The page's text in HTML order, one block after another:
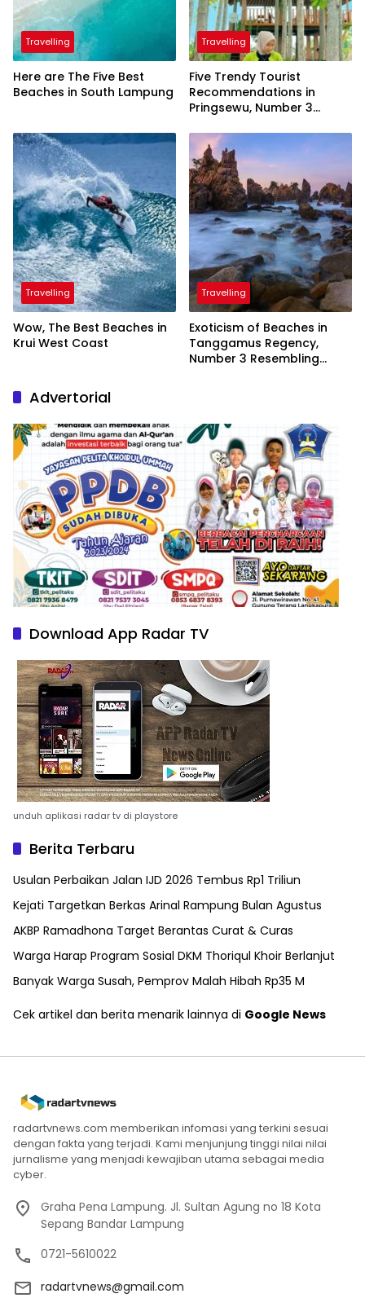
Travelling
Here are The Five Best
Beaches in South Lampung
Travelling
Five Trendy Tourist
Recommendations in
Pringsewu, Number 3
President
Travelling
Wow, The Best Beaches in
Krui West Coast
Travelling
Exoticism of Beaches in
Tanggamus Regency,
Number 3 Resembling
Advertorial
Download App Radar TV
unduh aplikasi radar tv di playstore
Berita Terbaru
Usulan Perbaikan Jalan IJD 2026 Tembus Rp1 Triliun
Kejati Targetkan Berkas Arinal Rampung Bulan Agustus
AKBP Ramadhona Target Berantas Curat & Curas
Warga Harap Program Sosial DKM Thoriqul Khoir Berlanjut
Banyak Warga Susah, Pemprov Malah Hibah Rp35 M
Cek artikel dan berita menarik lainnya di Google News
radartvnews.com memberikan infomasi yang terkini sesuai
dengan fakta yang terjadi. Kami menjunjung tinggi nilai nilai
jurnalisme yang menjadi kewajiban utama sebagai media
cyber.
Graha Pena Lampung. Jl. Sultan Agung no 18 Kota
Sepang Bandar Lampung
0721-5610022
radartvnews@gmail.com